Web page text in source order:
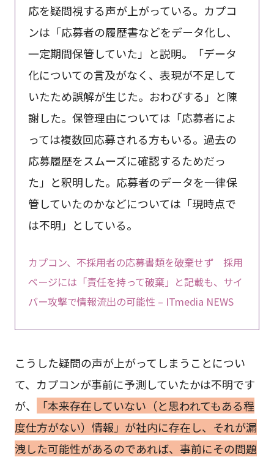
応を疑問視する声が上がっている。カプコ
ンは「応募者の履歴書などをデータ化し、
一定期間保管していた」と説明。「データ
化についての言及がなく、表現が不足して
いたため誤解が生じた。おわびする」と陳
謝した。保管理由については「応募者によ
っては複数回応募される方もいる。過去の
応募履歴をスムーズに確認するためだっ
た」と釈明した。応募者のデータを一律保
管していたのかなどについては「現時点で
は不明」としている。
カプコン、不採用者の応募書類を破棄せず 採用
ページには「責任を持って破棄」と記載も、サイ
バー攻撃で情報流出の可能性 – ITmedia NEWS
こうした疑問の声が上がってしまうことについ
て、カプコンが事前に予測していたかは不明です
が、
「本来存在していない（と思われてもある程
度仕方がない）情報」が社内に存在し、それが漏
洩した可能性があるのであれば、事前にその問題